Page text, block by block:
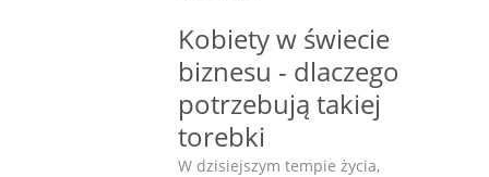
Kobiety w świecie
biznesu - dlaczego
potrzebują takiej
torebki
W dzisiejszym tempie życia,